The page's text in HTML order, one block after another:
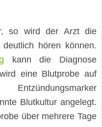
so wird der Arzt die
hören können.
kann die Diagnose
eine Blutprobe auf
Blutkultur angelegt.
über mehrere Tage